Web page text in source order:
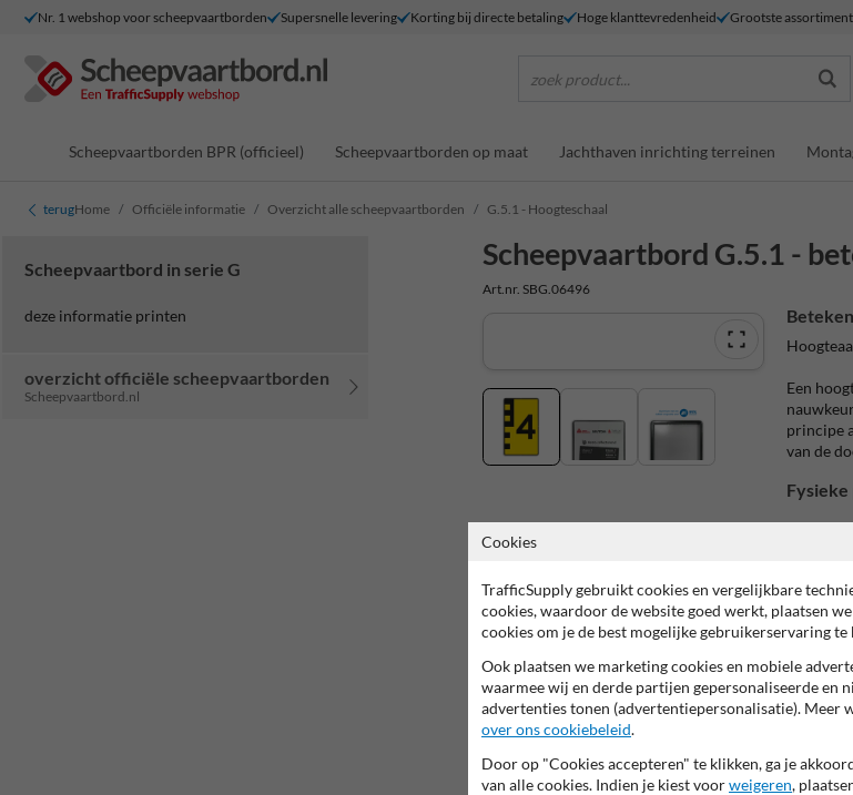
Nr. 1 webshop voor scheepvaartborden Supersnelle levering Korting bij directe betaling Hoge klanttevredenheid Grootste
zoek product...
Scheepvaartborden BPR (officieel) Scheepvaartborden op maat Jachthaven inrichting terreinen
terugHome Officiële informatie Overzicht alle scheepvaartborden G.5.1 - Hoogteschaal
Scheepvaartbord in serie G
deze informatie printen
overzicht officiële scheepvaartborden
Scheepvaartbord.nl
Scheepvaartbord G.5.1 -
Art.nr. SBG.06496
Een
principe
van de
Officieel
Cookies
TrafficSupply gebruikt cookies en vergelijkbare
cookies, waardoor de website goed werkt, plaatsen
cookies om je de best mogelijke gebruikerservaring te
Ook plaatsen we marketing cookies en mobiele
waarmee wij en derde partijen gepersonaliseerde en
advertenties tonen (advertentiepersonalisatie). Meer
over ons cookiebeleid.
Door op "Cookies accepteren" te klikken, ga je
van alle cookies. Indien je kiest voorweigeren,